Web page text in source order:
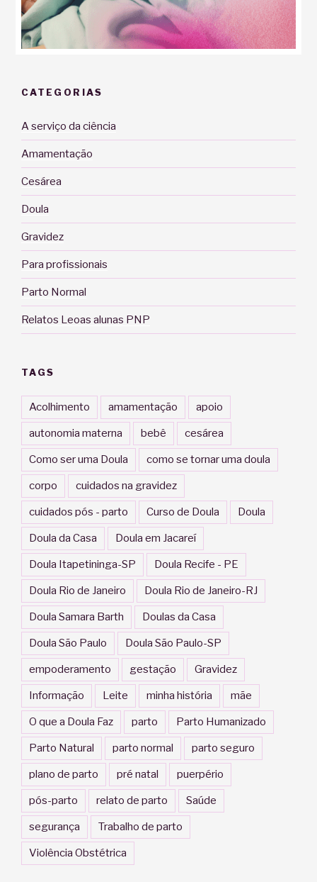
CATEGORIAS
A serviço da ciência
Amamentação
Cesárea
Doula
Gravidez
Para profissionais
Parto Normal
Relatos Leoas alunas PNP
TAGS
Acolhimento amamentação apoio
autonomia materna bebê cesárea
Como ser uma Doula como se tornar uma doula
corpo cuidados na gravidez
cuidados pós - parto Curso de Doula Doula
Doula da Casa Doula em Jacareí
Doula Itapetininga-SP Doula Recife - PE
Doula Rio de Janeiro Doula Rio de Janeiro-RJ
Doula Samara Barth Doulas da Casa
Doula São Paulo Doula São Paulo-SP
empoderamento gestação Gravidez
Informação Leite minha história mãe
O que a Doula Faz parto Parto Humanizado
Parto Natural parto normal parto seguro
plano de parto pré natal puerpério
pós-parto relato de parto Saúde
segurança Trabalho de parto
Violência Obstétrica